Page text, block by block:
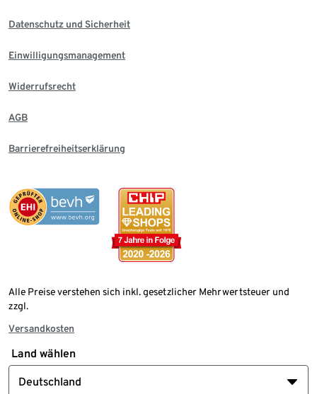
Datenschutz und Sicherheit
Einwilligungsmanagement
Widerrufsrecht
AGB
Barrierefreiheitserklärung
Alle Preise verstehen sich inkl. gesetzlicher Mehrwertsteuer und
zzgl.
Versandkosten
Land wählen
Deutschland